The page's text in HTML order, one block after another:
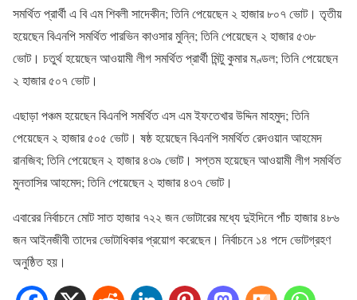
সমর্থিত প্রার্থী এ বি এম শিবলী সাদেকীন; তিনি পেয়েছেন ২ হাজার ৮০৭ ভোট। তৃতীয়
হয়েছেন বিএনপি সমর্থিত পারভিন কাওসার মুন্নি; তিনি পেয়েছেন ২ হাজার ৫৩৮
ভোট। চতুর্থ হয়েছেন আওয়ামী লীগ সমর্থিত প্রার্থী মিন্টু কুমার মণ্ডল; তিনি পেয়েছেন
২ হাজার ৫০৭ ভোট।
এছাড়া পঞ্চম হয়েছেন বিএনপি সমর্থিত এস এম ইফতেখার উদ্দিন মাহমুদ; তিনি
পেয়েছেন ২ হাজার ৫০৫ ভোট। ষষ্ঠ হয়েছেন বিএনপি সমর্থিত রেদওয়ান আহমেদ
রানজিব; তিনি পেয়েছেন ২ হাজার ৪৩৯ ভোট। সপ্তম হয়েছেন আওয়ামী লীগ সমর্থিত
মুনতাসির আহমেদ; তিনি পেয়েছেন ২ হাজার ৪৩৭ ভোট।
এবারের নির্বাচনে মোট সাত হাজার ৭২২ জন ভোটারের মধ্যে দুইদিনে পাঁচ হাজার ৪৮৬
জন আইনজীবী তাদের ভোটাধিকার প্রয়োগ করেছেন। নির্বাচনে ১৪ পদে ভোটগ্রহণ
অনুষ্ঠিত হয়।